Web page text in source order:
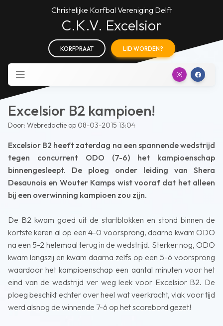
Christelijke Korfbal Vereniging Delft
C.K.V. Excelsior
KORFPRAAT LID WORDEN?
Excelsior B2 kampioen!
Door: Webredactie op 08-03-2015 13:04
Excelsior B2 heeft zaterdag na een spannende wedstrijd
tegen concurrent ODO (7-6) het kampioenschap
binnengesleept. De ploeg onder leiding van Shera
Desaunois en Wouter Kamps wist vooraf dat het alleen
bij een overwinning kampioen zou zijn.
De B2 kwam goed uit de startblokken en stond binnen de
kortste keren al op een 4-0 voorsprong, daarna kwam ODO
na een 5-2 helemaal terug in de wedstrijd. Sterker nog, ODO
kwam langszij en kwam daarna zelfs op een 5-6 voorsprong
waardoor het kampioenschap een aantal minuten voor het
eind van de wedstrijd ver weg leek voor Excelsior B2. De
ploeg beschikt echter over heel wat veerkracht, vlak voor tijd
werd alsnog de winnende 7-6 op het scorebord gezet!